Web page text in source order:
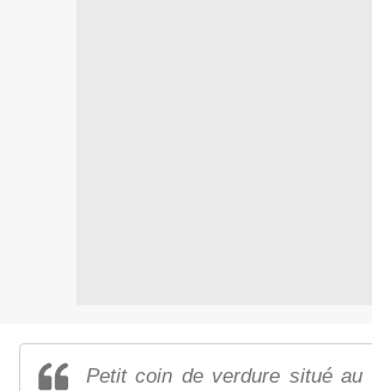
Petit coin de verdure situé